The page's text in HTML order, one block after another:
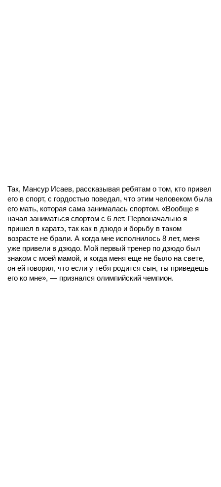
Так, Мансур Исаев, рассказывая ребятам о том, кто привел
его в спорт, с гордостью поведал, что этим человеком была
его мать, которая сама занималась спортом. «Вообще я
начал заниматься спортом с 6 лет. Первоначально я
пришел в каратэ, так как в дзюдо и борьбу в таком
возрасте не брали. А когда мне исполнилось 8 лет, меня
уже привели в дзюдо. Мой первый тренер по дзюдо был
знаком с моей мамой, и когда меня еще не было на свете,
он ей говорил, что если у тебя родится сын, ты приведешь
его ко мне», — признался олимпийский чемпион.